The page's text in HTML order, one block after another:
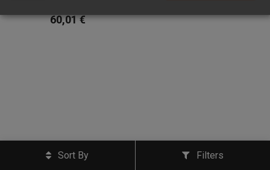
Sort By Filters
60,01€